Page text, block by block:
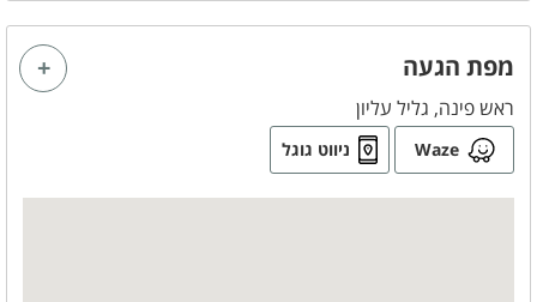
מכונת אספרסו
קומקום חשמלי
מפת הגעה
ראש פינה, גליל עליון
Waze ניווט גוגל